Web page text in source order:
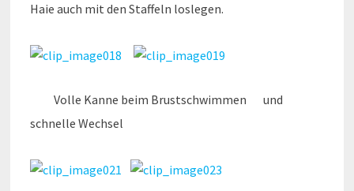
Haie auch mit den Staffeln loslegen.
Volle Kanne beim Brustschwimmen und
schnelle Wechsel